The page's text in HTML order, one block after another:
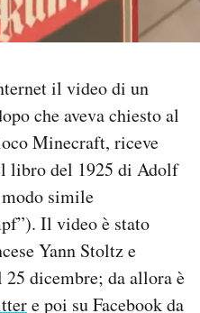
il video di un
che aveva chiesto al
Minecraft, riceve
libro del 1925 di Adolf
simile
Il video è stato
Yann Stoltz e
dicembre; da allora è
e poi su Facebook da